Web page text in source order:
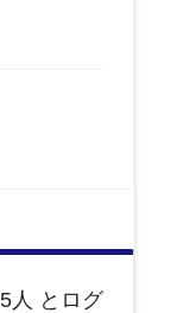
人 とログ